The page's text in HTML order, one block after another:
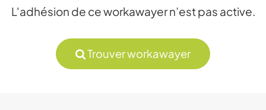
L'adhésion de ce workawayer n’est pas active.
Trouver workawayer